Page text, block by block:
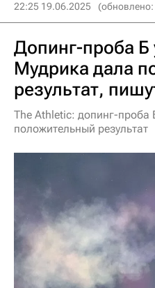
22:25 19.06.2025
Допинг-проба Б
Мудрика дала
результат,
The Athletic: допинг-проба
положительный результат